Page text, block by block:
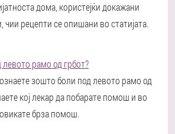
дома, користејќи докажани
чии рецепти се опишани во статијата.
рамо од грбот?
зошто боли под левото рамо од
кој лекар да побарате помош и во
брза помош.